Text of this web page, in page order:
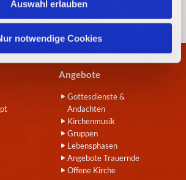
Auswahl erlauben
notwendige Cookies
Angebote
Gottesdienste &
Andachten
Kirchenmusik
Gruppen
Lebensphasen
Angebote Trauernde
Offene Kirche